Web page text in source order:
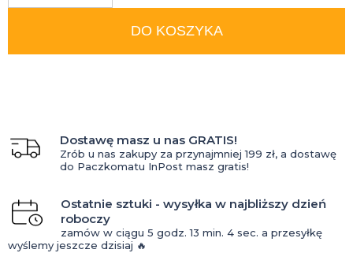
produkt pojawił się w sprzedaży.
DO KOSZYKA
Dostawę masz u nas GRATIS!
Zrób u nas zakupy za przynajmniej 199 zł, a dostawę
do Paczkomatu InPost masz gratis!
Ostatnie sztuki - wysyłka w najbliższy dzień
roboczy
zamów w ciągu 5 godz.13 min. 3 sec. a przesyłkę
wyślemy jeszcze dzisiaj 🔥